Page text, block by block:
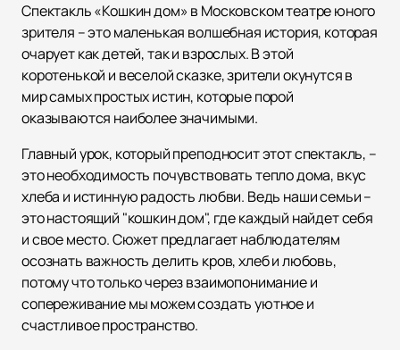
Спектакль «Кошкин дом» в Московском театре юного
зрителя – это маленькая волшебная история, которая
очарует как детей, так и взрослых. В этой
коротенькой и веселой сказке, зрители окунутся в
мир самых простых истин, которые порой
оказываются наиболее значимыми.
Главный урок, который преподносит этот спектакль, –
это необходимость почувствовать тепло дома, вкус
хлеба и истинную радость любви. Ведь наши семьи –
это настоящий "кошкин дом", где каждый найдет себя
и свое место. Сюжет предлагает наблюдателям
осознать важность делить кров, хлеб и любовь,
потому что только через взаимопонимание и
сопереживание мы можем создать уютное и
счастливое пространство.